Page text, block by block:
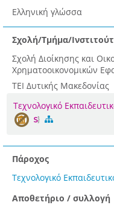
Ελληνική γλώσσα
Σχολή/Τμήμα/
Σχολή Διοίκησης και
Χρηματοοικονομικών
ΤΕΙ Δυτικής Μακεδονίας
Τεχνολογικό
Πάροχος
Τεχνολογικό
Αποθετήριο / συλλογή